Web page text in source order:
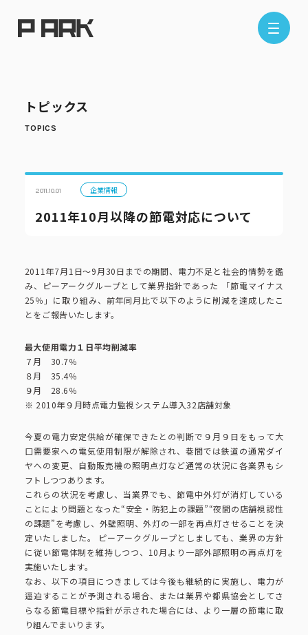
店舗情報
エリアから探す
埼玉エリア
ピーアークで楽しむ
ピーアークで楽しむ トップ
パチンコ・スロット
企業情報
会社概要 代表挨拶
ピーアークの歩み
組織図
企業・団体向け募集情報
コーポレートブック
CSR活動 トップ
CSR理念
eco10プロジェクト
CSRニュース
トピックス
企業理念 採用情報
IR情報 お問い合わせ
トピックス
2011.10.01 企業情報
2011年10月以降の節電対応について
2011年7月1日～9月30日までの期間、電力不足と社会的情勢を鑑
み、ピーアークグループとして業界指針であった 「節電マイナス
25％」に取り組み、前年同月比で以下のように削減を達成したこ
とをご報告いたします。
最大使用電力１日平均削減率
７月 30.7％
８月 35.4％
９月 28.6％
※ 2010年９月時点電力監視システム導入32店舗対象
今夏の電力安定供給が確保できたとの判断で９月９日をもって大
口需要家への電気使用制限が解除され、巷間では鉄道の通常ダイ
ヤへの変更、自動販売機の照明点灯など通常の状況に各業界もシ
フトしつつあります。
これらの状況を考慮し、当業界でも、節電中外灯が消灯している
ことにより問題となった“安全・防犯上の課題”“夜間の店舗視認性
の課題”を考慮し、外壁照明、外灯の一部を再点灯させることを決
定いたしました。 ピーアークグループとしましても、業界の方針
に従い節電体制を維持しつつ、10月より一部外部照明の再点灯を
実施いたします。
なお、以下の項目につきましては今後も継続的に実施し、電力が
逼迫することが予測される場合、または業界や都県協会としてさ
らなる節電目標や指針が示された場合には、より一層の節電に取
り組んでまいります。